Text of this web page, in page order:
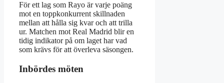
För ett lag som Rayo är varje poäng
mot en toppkonkurrent skillnaden
mellan att hålla sig kvar och att trilla
ur. Matchen mot Real Madrid blir en
tidig indikator på om laget har vad
som krävs för att överleva säsongen.
Inbördes möten